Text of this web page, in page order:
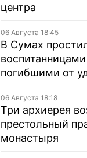
центра
06 Августа 18:45
В Сумах
погибшими от
06 Августа 18:18
Три архиерея
престольный
монастыря